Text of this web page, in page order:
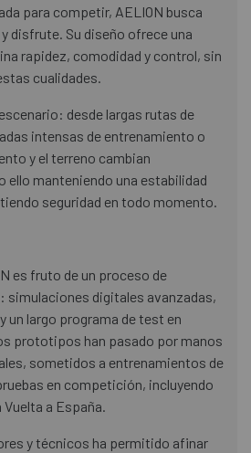
para competir, AELION busca
disfrute. Su diseño ofrece una
rapidez, comodidad y control, sin
cualidades.
desde largas rutas de
intensas de entrenamiento o
y el terreno cambian
ello manteniendo una estabilidad
seguridad en todo momento.
es fruto de un proceso de
simulaciones digitales avanzadas,
un largo programa de test en
prototipos han pasado por manos
sometidos a entrenamientos de
en competición, incluyendo
a España.
y técnicos ha permitido afinar